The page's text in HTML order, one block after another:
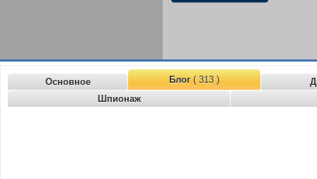
Основное Блог( 313 )
Шпионаж